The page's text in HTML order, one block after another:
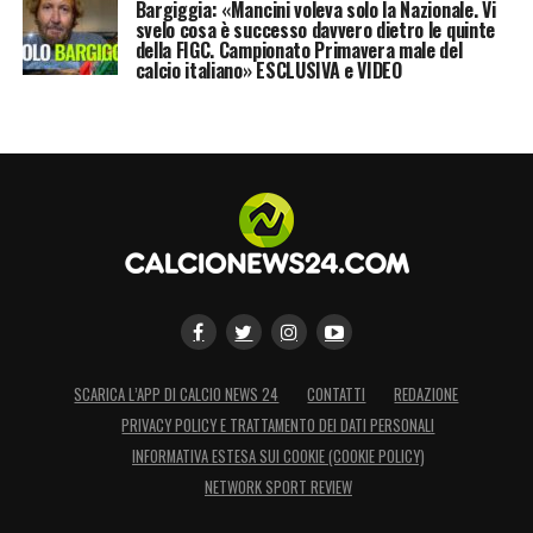
LA PLAYLIST DELLE NOSTRE TOP NEWS
Bargiggia: «Mancini voleva solo la Nazionale. Vi
svelo cosa è successo davvero dietro le quinte
della FIGC. Campionato Primavera male del
calcio italiano» ESCLUSIVA e VIDEO
SCARICA L’APP DI CALCIO NEWS 24 CONTATTI
REDAZIONE
PRIVACY POLICY E TRATTAMENTO DEI DATI PERSONALI
INFORMATIVA ESTESA SUI COOKIE (COOKIE POLICY)
NETWORK SPORT REVIEW